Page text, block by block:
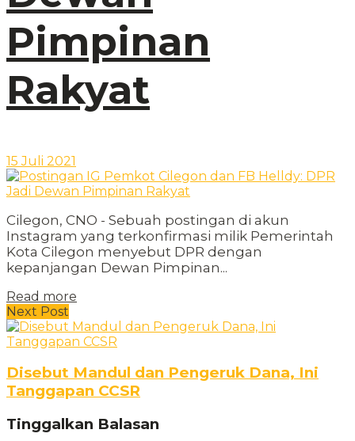
Pimpinan
Rakyat
15 Juli 2021
Cilegon, CNO - Sebuah postingan di akun
Instagram yang terkonfirmasi milik Pemerintah
Kota Cilegon menyebut DPR dengan
kepanjangan Dewan Pimpinan...
Read more
Next Post
Disebut Mandul dan Pengeruk Dana, Ini
Tanggapan CCSR
Tinggalkan Balasan